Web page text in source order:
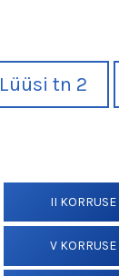
Lüüsi tn 2
II
V